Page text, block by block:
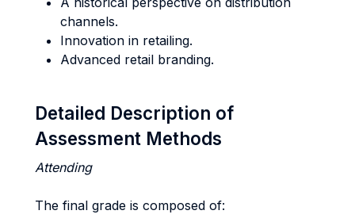
channels.
Innovation in retailing.
Advanced retail branding.
Detailed Description of
Assessment Methods
Attending
The final grade is composed of: